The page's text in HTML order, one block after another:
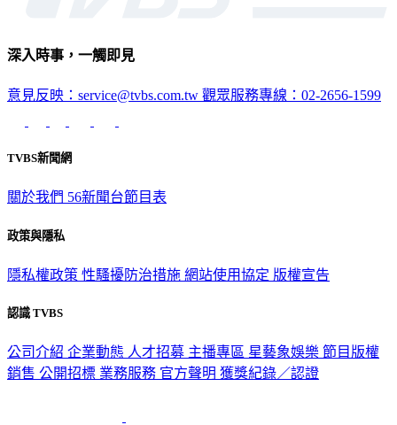
深入時事，一觸即見
意見反映：service@tvbs.com.tw 觀眾服務專線：02-2656-1599
TVBS新聞網
關於我們 56新聞台節目表
政策與隱私
隱私權政策 性騷擾防治措施 網站使用協定 版權宣告
認識 TVBS
公司介紹 企業動態 人才招募 主播專區 星藝象娛樂 節目版權
銷售 公開招標 業務服務 官方聲明 獲獎紀錄／認證